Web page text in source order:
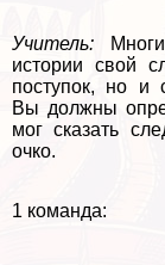
Учитель:
истории свой
поступок, но и
Вы должны
мог сказать
очко.
1 комaнда: